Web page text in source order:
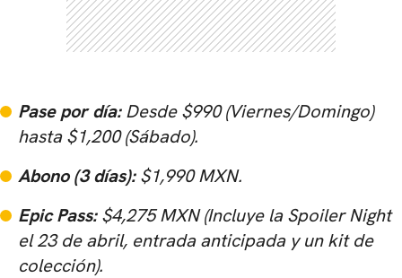
Pase por día:Desde $990 (Viernes/Domingo)
hasta $1,200 (Sábado).
Abono (3 días):$1,990 MXN.
Epic Pass:$4,275 MXN (Incluye laSpoiler Night
el 23 de abril, entrada anticipada y un kit de
colección).